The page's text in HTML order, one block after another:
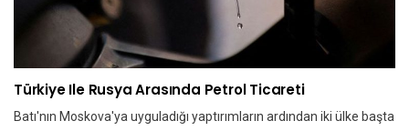
Türkiye Ile Rusya Arasında Petrol Ticareti
Batı'nın Moskova'ya uyguladığı yaptırımların ardından iki ülke başta